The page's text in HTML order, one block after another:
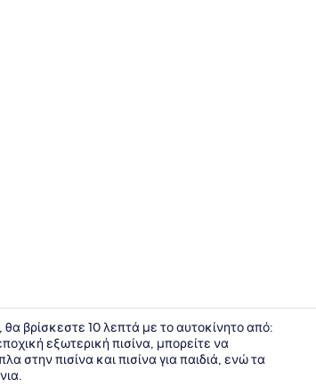
βρίσκεστε 10 λεπτά με το αυτοκίνητο από:
εξωτερική πισίνα, μπορείτε να
πισίνα και πισίνα για παιδιά, ενώ τα